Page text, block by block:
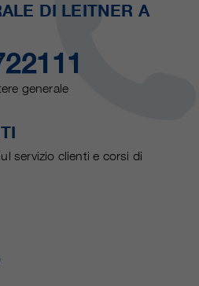
DI LEITNER A
generale
servizio clienti e corsi di